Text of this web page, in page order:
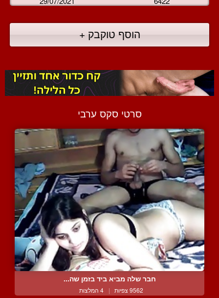
הוסף טוקבק +
סרטי סקס ערבי
חבר שלה מביא ביד בזמן שה...
9562 צפיות | 4 המלצות